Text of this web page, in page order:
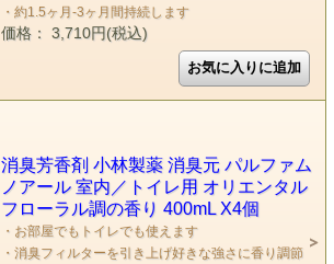
・約1.5ヶ月-3ヶ月間持続します
価格： 3,710円(税込)
消臭芳香剤 小林製薬 消臭元 パルファム
ノアール 室内／トイレ用 オリエンタル
フローラル調の香り 400mL X4個
・お部屋でもトイレでも使えます
・消臭フィルターを引き上げ好きな強さに香り調節